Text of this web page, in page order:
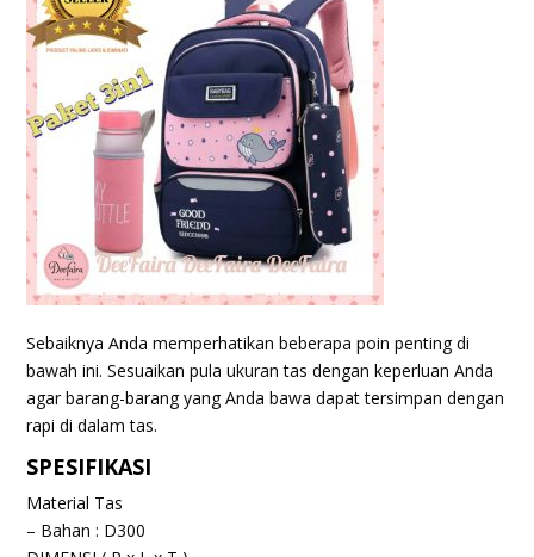
Sebaiknya Anda memperhatikan beberapa poin penting di
bawah ini. Sesuaikan pula ukuran tas dengan keperluan Anda
agar barang-barang yang Anda bawa dapat tersimpan dengan
rapi di dalam tas.
SPESIFIKASI
Material Tas
– Bahan : D300